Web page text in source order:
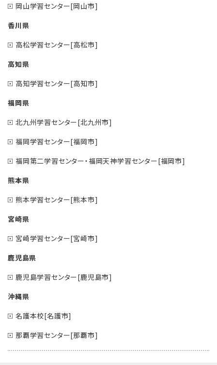
岡山学習センター[岡山市]
香川県
高松学習センター[高松市]
高知県
高知学習センター[高知市]
福岡県
北九州学習センター[北九州市]
福岡学習センター[福岡市]
福岡第二学習センター・福岡天神学習センター[福岡市]
熊本県
熊本学習センター[熊本市]
宮崎県
宮崎学習センター[宮崎市]
鹿児島県
鹿児島学習センター[鹿児島市]
沖縄県
名護本校[名護市]
那覇学習センター[那覇市]